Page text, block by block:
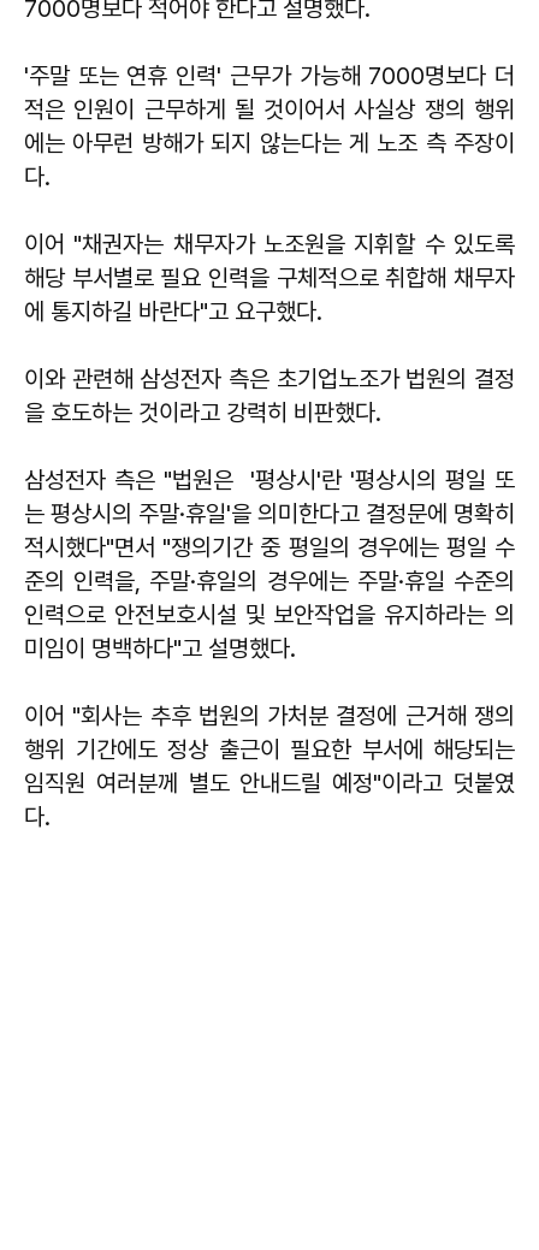
7000명보다 적어야 한다고 설명했다.
'주말 또는 연휴 인력' 근무가 가능해 7000명보다 더
적은 인원이 근무하게 될 것이어서 사실상 쟁의 행위
에는 아무런 방해가 되지 않는다는 게 노조 측 주장이
다.
이어 "채권자는 채무자가 노조원을 지휘할 수 있도록
해당 부서별로 필요 인력을 구체적으로 취합해 채무자
에 통지하길 바란다"고 요구했다.
이와 관련해 삼성전자 측은 초기업노조가 법원의 결정
을 호도하는 것이라고 강력히 비판했다.
삼성전자 측은 "법원은 '평상시'란 '평상시의 평일 또
는 평상시의 주말·휴일'을 의미한다고 결정문에 명확히
적시했다"면서 "쟁의기간 중 평일의 경우에는 평일 수
준의 인력을, 주말·휴일의 경우에는 주말·휴일 수준의
인력으로 안전보호시설 및 보안작업을 유지하라는 의
미임이 명백하다"고 설명했다.
이어 "회사는 추후 법원의 가처분 결정에 근거해 쟁의
행위 기간에도 정상 출근이 필요한 부서에 해당되는
임직원 여러분께 별도 안내드릴 예정"이라고 덧붙였
다.